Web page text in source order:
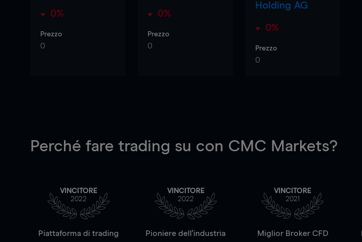
0%
Prezzo
0
0%
Prezzo
0
Holding AG
0%
Prezzo
0
Perché fare trading su con CMC Markets?
VINCITORE
2022
Piattaforma di trading
VINCITORE
2022
Pioniere dell'industria
VINCITORE
2021
Miglior Broker CFD